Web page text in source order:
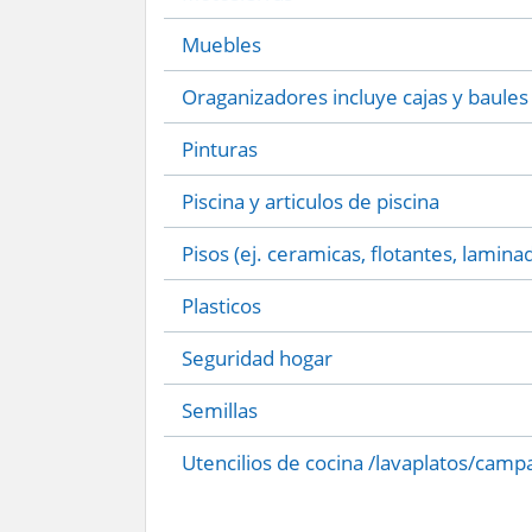
Muebles
Oraganizadores incluye cajas y baules
Pinturas
Piscina y articulos de piscina
Pisos (ej. ceramicas, flotantes,
Plasticos
Seguridad hogar
Semillas
Utencilios de cocina /lavaplatos/